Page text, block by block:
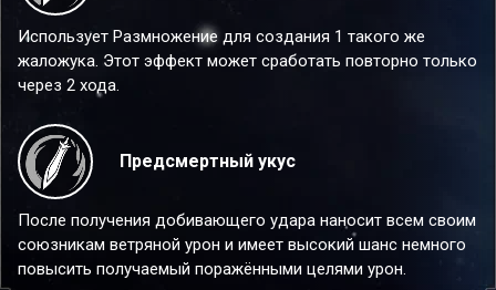
Использует Размножение для создания 1 такого же
жаложука. Этот эффект может сработать повторно только
через 2 хода.
Предсмертный укус
После получения добивающего удара наносит всем своим
союзникам ветряной урон и имеет высокий шанс немного
повысить получаемый поражёнными целями урон.